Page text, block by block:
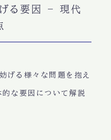
る要因 – 現代
げる 様々な問題を抱え
的な要因について解説